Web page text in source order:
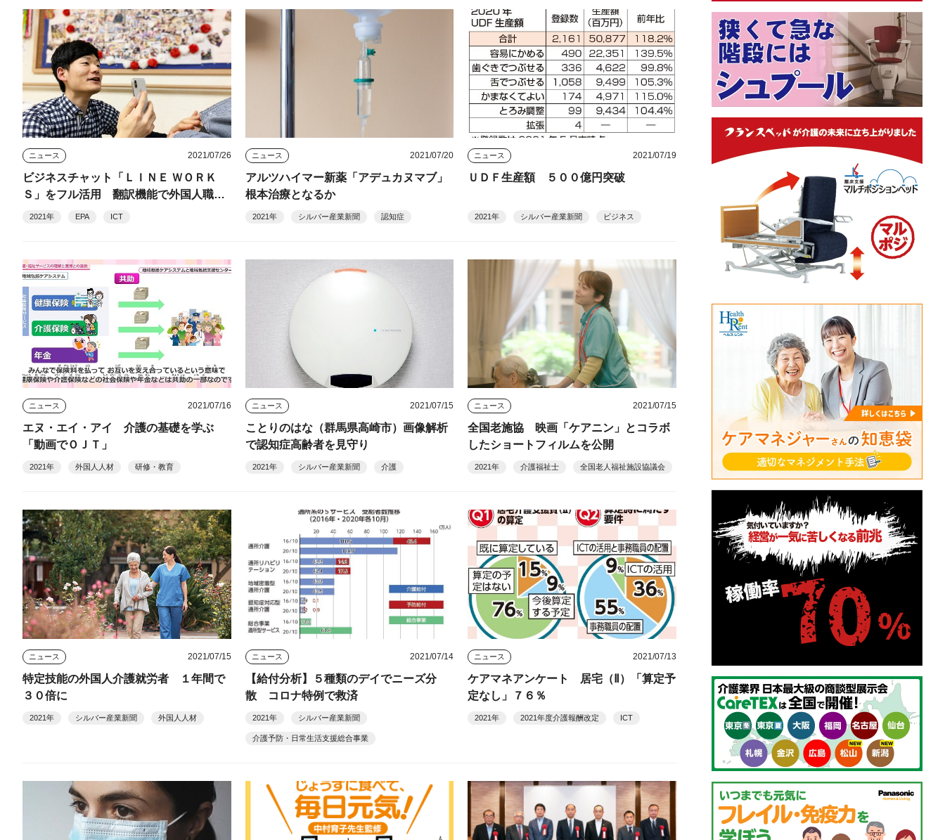
ニュース 2021/07/26
ビジネスチャット「ＬＩＮＥ ＷＯＲＫ
Ｓ」をフル活用 翻訳機能で外国人職員
とのコミュニケーションも
2021年 EPA ICT
ニュース 2021/07/20
アルツハイマー新薬「アデュカヌマブ」
根本治療となるか
2021年 シルバー産業新聞 認知症
ニュース 2021/07/19
ＵＤＦ生産額 ５００億円突破
2021年 シルバー産業新聞 ビジネス
ニュース 2021/07/16
エヌ・エイ・アイ 介護の基礎を学ぶ
「動画でＯＪＴ」
2021年 外国人人材 研修・教育
ニュース 2021/07/15
ことりのはな（群馬県高崎市）画像解析
で認知症高齢者を見守り
2021年 シルバー産業新聞 介護
ニュース 2021/07/15
全国老施協 映画「ケアニン」とコラボ
したショートフィルムを公開
2021年 介護福祉士 全国老人福祉施設協議会
ニュース 2021/07/15
特定技能の外国人介護就労者 １年間で
３０倍に
2021年 シルバー産業新聞 外国人人材
ニュース 2021/07/14
【給付分析】５種類のデイでニーズ分
散 コロナ特例で救済
2021年 シルバー産業新聞
介護予防・日常生活支援総合事業
ニュース 2021/07/13
ケアマネアンケート 居宅（Ⅱ）「算定予
定なし」７６％
2021年 2021年度介護報酬改定 ICT